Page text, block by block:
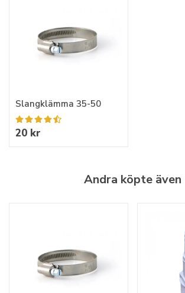
Slangklämma 35-50
20 kr
Andra köpte även